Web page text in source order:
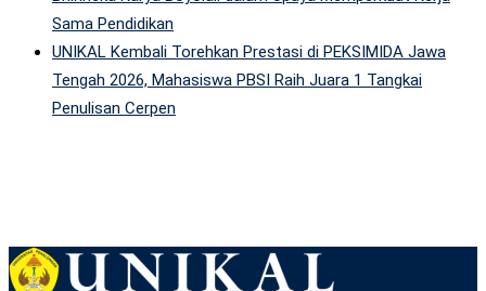
Sama Pendidikan
UNIKAL Kembali Torehkan Prestasi di PEKSIMIDA Jawa
Tengah 2026, Mahasiswa PBSI Raih Juara 1 Tangkai
Penulisan Cerpen